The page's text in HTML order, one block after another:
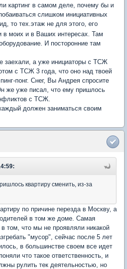
картинг в самом деле, почему бы и
слишком инициативных
то тех.этаж не для этого, его
в моих и в Ваших интересах. Там
И посторонние там
заехали, а уже инициаторы с ТСЖ
с ТСЖ 3 года, что оно над твоей
понг. Снег, Вы Андрея спросите
же уже писал, что ему пришлось
с ТСЖ.
должен заниматься своим
квартиру сменить, из-за
по причине перезда в Москву, а
в том же доме. Самая
том, что мы не проявляли никакой
"мусор", сейчас после 5 лет
в большинстве своем все идет
что такое ответственность, и
рулить тек деятельностью, но